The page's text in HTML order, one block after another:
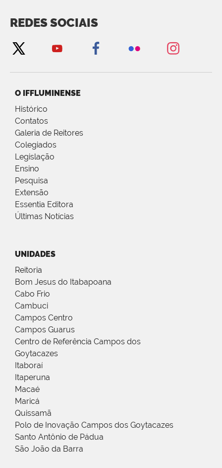
REDES SOCIAIS
O IFFLUMINENSE
Histórico
Contatos
Galeria de Reitores
Colegiados
Legislação
Ensino
Pesquisa
Extensão
Essentia Editora
Últimas Notícias
UNIDADES
Reitoria
Bom Jesus do Itabapoana
Cabo Frio
Cambuci
Campos Centro
Campos Guarus
Centro de Referência Campos dos
Goytacazes
Itaboraí
Itaperuna
Macaé
Maricá
Quissamã
Polo de Inovação Campos dos Goytacazes
Santo Antônio de Pádua
São João da Barra